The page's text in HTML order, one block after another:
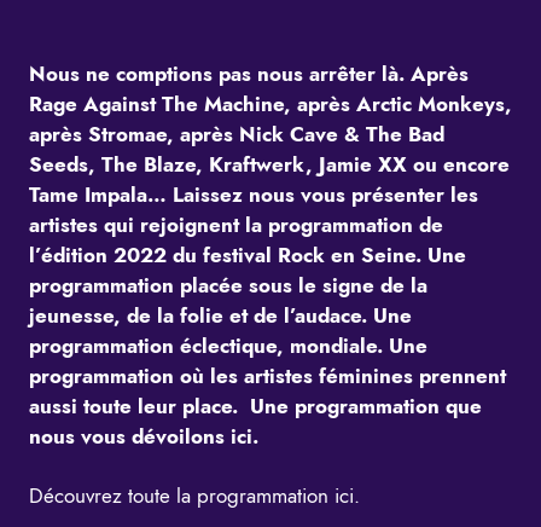
Nous ne comptions pas nous arrêter là. Après
Rage Against The Machine, après Arctic Monkeys,
après Stromae, après Nick Cave & The Bad
Seeds, The Blaze, Kraftwerk, Jamie XX ou encore
Tame Impala… Laissez nous vous présenter les
artistes qui rejoignent la programmation de
l’édition 2022 du festival Rock en Seine. Une
programmation placée sous le signe de la
jeunesse, de la folie et de l’audace. Une
programmation éclectique, mondiale. Une
programmation où les artistes féminines prennent
aussi toute leur place. Une programmation que
nous vous dévoilons ici.
Découvrez toute la programmation ici.